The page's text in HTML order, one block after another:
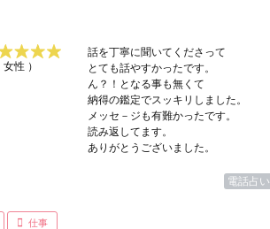
性 ）
話を丁寧に聞いてくださって
とても話やすかったです。
ん？！となる事も無くて
納得の鑑定でスッキリしました。
メッセ－ジも有難かったです。
読み返してます。
ありがとうございました。
電話占い
仕事